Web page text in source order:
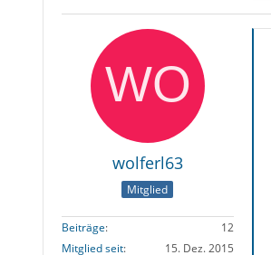
wolferl63
Mitglied
Beiträge
12
Mitglied seit
15. Dez. 2015